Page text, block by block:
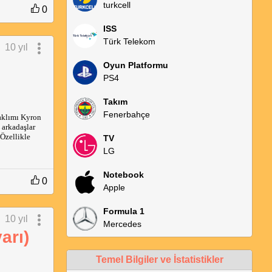
0
10 yıl
Kyron
Özellikle
0
10 yıl
turkcell
ISS
Türk Telekom
Oyun Platformu
PS4
Takım
Fenerbahçe
TV
LG
Notebook
Apple
Formula 1
Mercedes
Temel Bilgiler ve İstatistikler